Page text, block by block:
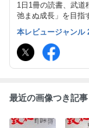
1日1冊の読書、武道
弛まぬ成長」を目指
返り・アウトプット
身の為の検索可能な
屋の読書日記」
本レビュージャンル
最近の画像つき記事